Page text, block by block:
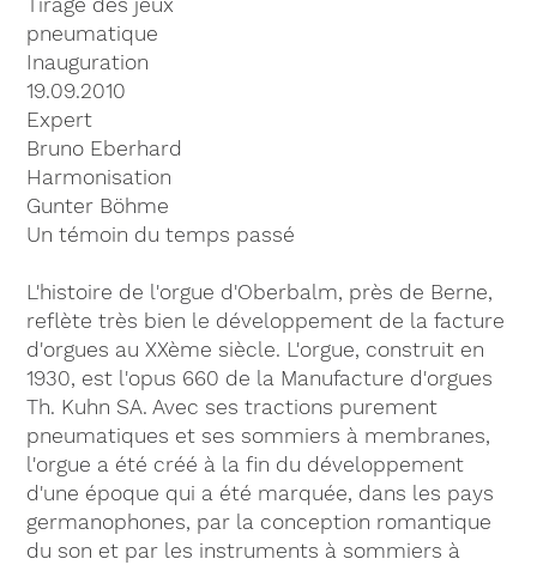
pneumatique
Inauguration
19.09.2010
Expert
Bruno Eberhard
Harmonisation
Gunter Böhme
Un témoin du temps passé
L'histoire de l'orgue d'Oberbalm, près de Berne,
reflète très bien le développement de la facture
d'orgues au XXème siècle. L'orgue, construit en
1930, est l'opus 660 de la Manufacture d'orgues
Th. Kuhn SA. Avec ses tractions purement
pneumatiques et ses sommiers à membranes,
l'orgue a été créé à la fin du développement
d'une époque qui a été marquée, dans les pays
germanophones, par la conception romantique
du son et par les instruments à sommiers à